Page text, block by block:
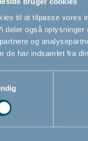
til at tilpasse vores
deler også
og
de har indsamlet fra
Bébé-jou